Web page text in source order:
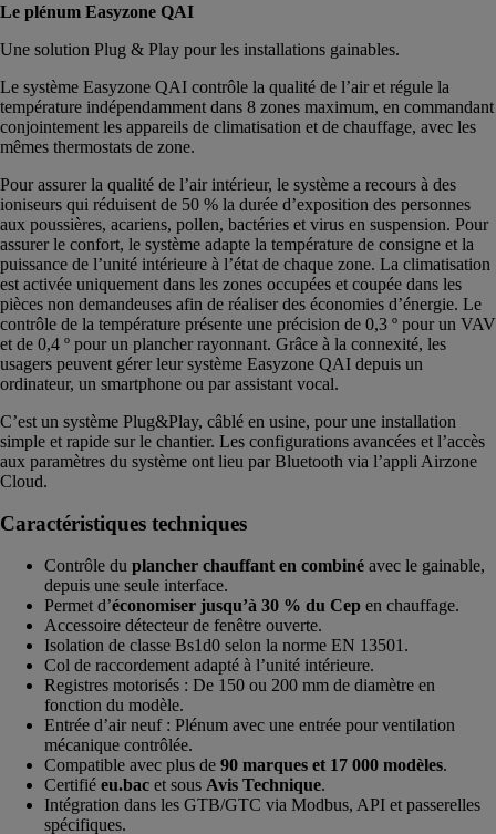
Le plénum Easyzone QAI
Une solution Plug & Play pour les installations gainables.
Le système Easyzone QAI contrôle la qualité de l’air et régule la
température indépendamment dans 8 zones maximum, en commandant
conjointement les appareils de climatisation et de chauffage, avec les
mêmes thermostats de zone.
Pour assurer la qualité de l’air intérieur, le système a recours à des
ioniseurs qui réduisent de 50 % la durée d’exposition des personnes
aux poussières, acariens, pollen, bactéries et virus en suspension. Pour
assurer le confort, le système adapte la température de consigne et la
puissance de l’unité intérieure à l’état de chaque zone. La climatisation
est activée uniquement dans les zones occupées et coupée dans les
pièces non demandeuses afin de réaliser des économies d’énergie. Le
contrôle de la température présente une précision de 0,3 º pour un VAV
et de 0,4 º pour un plancher rayonnant. Grâce à la connexité, les
usagers peuvent gérer leur système Easyzone QAI depuis un
ordinateur, un smartphone ou par assistant vocal.
C’est un système Plug&Play, câblé en usine, pour une installation
simple et rapide sur le chantier. Les configurations avancées et l’accès
aux paramètres du système ont lieu par Bluetooth via l’appli Airzone
Cloud.
Caractéristiques techniques
Contrôle du plancher chauffant en combiné avec le gainable,
depuis une seule interface.
Permet d’économiser jusqu’à 30 % du Cep en chauffage.
Accessoire détecteur de fenêtre ouverte.
Isolation de classe Bs1d0 selon la norme EN 13501.
Col de raccordement adapté à l’unité intérieure.
Registres motorisés : De 150 ou 200 mm de diamètre en
fonction du modèle.
Entrée d’air neuf : Plénum avec une entrée pour ventilation
mécanique contrôlée.
Compatible avec plus de 90 marques et 17 000 modèles.
Certifié eu.bac et sous Avis Technique.
Intégration dans les GTB/GTC via Modbus, API et passerelles
spécifiques.